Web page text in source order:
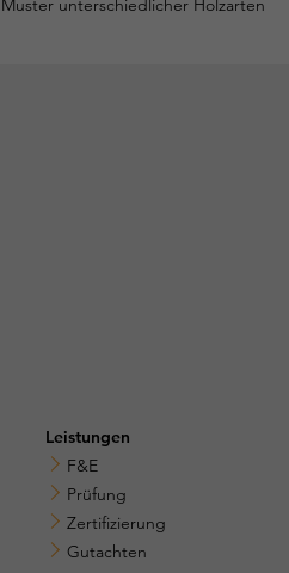
Leistungen
F&E
Prüfung
Zertifizierung
Gutachten